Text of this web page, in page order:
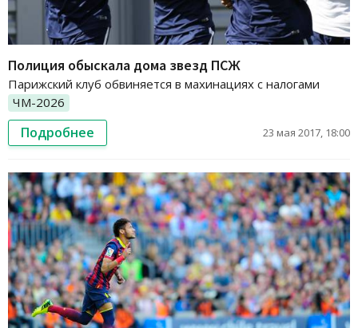
Полиция обыскала дома звезд ПСЖ
Парижский клуб обвиняется в махинациях с налогами
ЧМ-2026
Подробнее 23 мая 2017, 18:00